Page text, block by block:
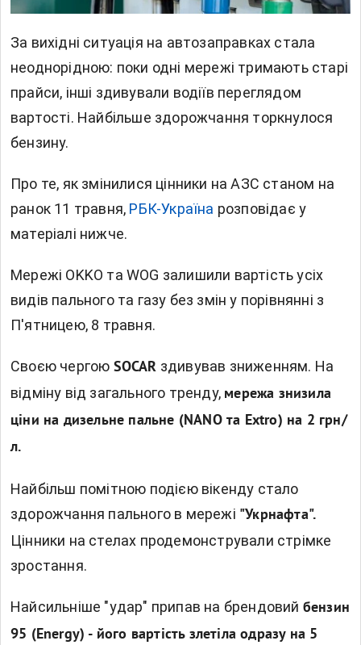
За вихідні ситуація на автозаправках стала
неоднорідною: поки одні мережі тримають старі
прайси, інші здивували водіїв переглядом
вартості. Найбільше здорожчання торкнулося
бензину.
Про те, як змінилися цінники на АЗС станом на
ранок 11 травня, РБК-Україна розповідає у
матеріалі нижче.
Мережі OKKO та WOG залишили вартість усіх
видів пального та газу без змін у порівнянні з
П'ятницею, 8 травня.
Своєю чергою SOCAR здивував зниженням. На
відміну від загального тренду, мережа знизила
ціни на дизельне пальне (NANO та Extro) на 2 грн/
л.
Найбільш помітною подією вікенду стало
здорожчання пального в мережі "Укрнафта".
Цінники на стелах продемонстрували стрімке
зростання.
Найсильніше "удар" припав на брендовий бензин
95 (Energy) - його вартість злетіла одразу на 5